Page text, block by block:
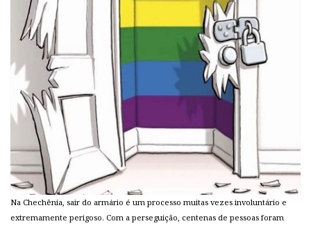
Na Chechênia, sair do armário é um processo muitas vezes involuntário e
extremamente perigoso. Com a perseguição, centenas de pessoas foram